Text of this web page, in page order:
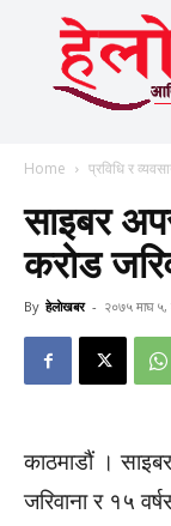
Home प्रविधि र
साइबर
करोड
By हेलाेखबर - २०७५ माघ ५,
काठमाडौं ।
जरिवाना र १५